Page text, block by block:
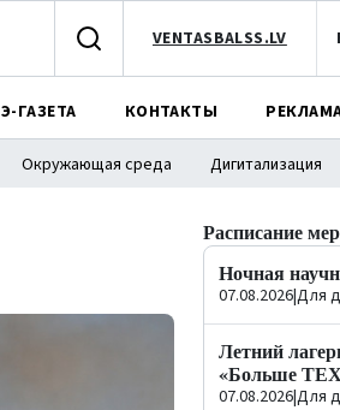
VENTASBALSS.LV
Э-ГАЗЕТА КОНТАКТЫ
Окружающая среда Дигитализация
Расписание
Ночная
07.08.2026|Для
Летний
«Больше
07.08.2026|Для